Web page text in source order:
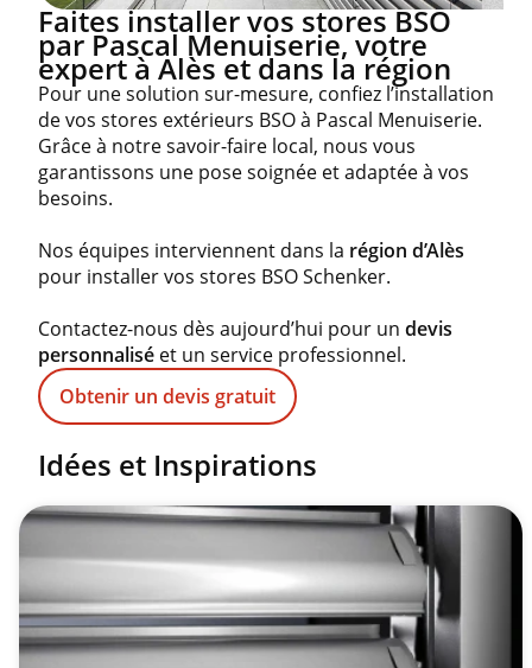
Faites installer vos stores BSO
par Pascal Menuiserie, votre
expert à Alès et dans la région
Pour une solution sur-mesure, confiez l’installation
de vos stores extérieurs BSO à Pascal Menuiserie.
Grâce à notre savoir-faire local, nous vous
garantissons une pose soignée et adaptée à vos
besoins.
Nos équipes interviennent dans la région d’Alès
pour installer vos stores BSO Schenker.
Contactez-nous dès aujourd’hui pour un devis
personnalisé et un service professionnel.
Obtenir un devis gratuit
Idées et Inspirations